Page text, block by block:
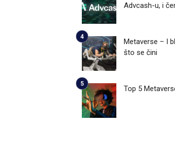
Advcash-u, i
Metaverse – I
što se čini
Top 5